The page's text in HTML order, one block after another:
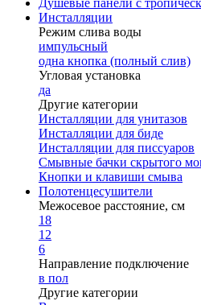
Душевые панели с
Инсталляции
Режим слива воды
импульсный
одна кнопка (полный слив)
Угловая установка
да
Другие категории
Инсталляции для унитазов
Инсталляции для биде
Инсталляции для писсуаров
Смывные бачки скрытого
Кнопки и клавиши смыва
Полотенцесушители
Межосевое расстояние, см
18
12
6
Направление подключение
в пол
Другие категории